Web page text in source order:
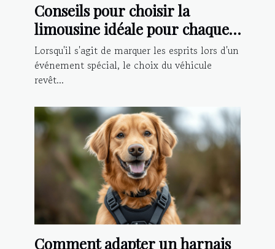
Conseils pour choisir la
limousine idéale pour chaque
type d'événement
Lorsqu'il s'agit de marquer les esprits lors d'un
événement spécial, le choix du véhicule
revêt...
Comment adapter un harnais